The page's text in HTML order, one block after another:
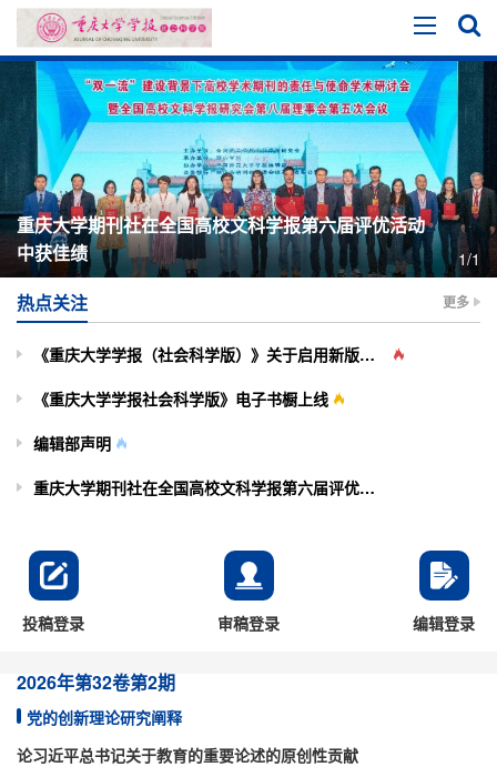
重庆大学期刊社在全国高校文科学报第六届评优活动
中获佳绩
1/1
热点关注 更多
《重庆大学学报（社会科学版）》关于启用新版投审稿系统的通知
《重庆大学学报社会科学版》电子书橱上线
编辑部声明
重庆大学期刊社在全国高校文科学报第六届评优活动中获佳绩
投稿登录 审稿登录 编辑登录
2026年第32卷第2期
党的创新理论研究阐释
论习近平总书记关于教育的重要论述的原创性贡献